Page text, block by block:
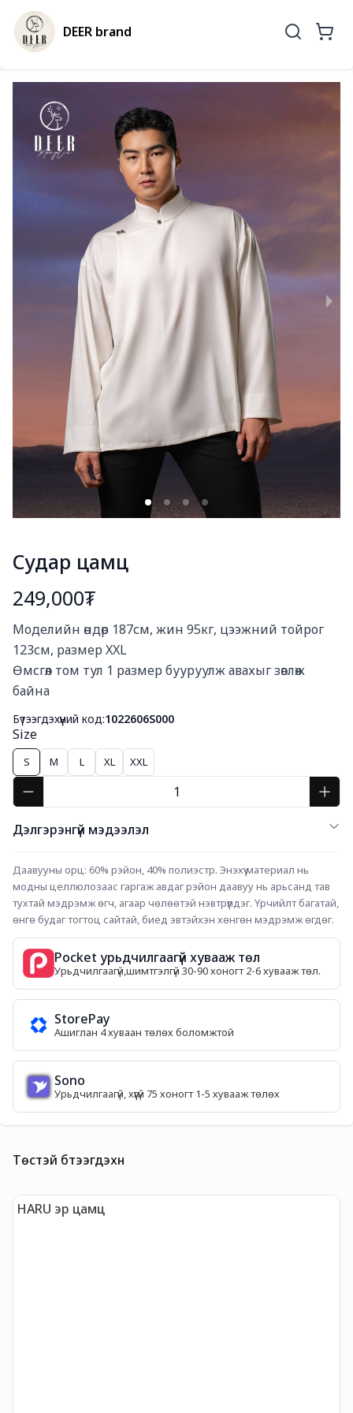
DEER brand
Судар цамц
249,000₮
Моделийн өндөр 187см, жин 95кг, цээжний тойрог
123см, размер XXL
Өмсгөл том тул 1 размер бууруулж авахыг зөвлөж
байна
Бүтээгдэхүүний код:1022606S000
Size
S M L XL XXL
Дэлгэрэнгүй мэдээлэл
Даавууны орц: 60% рэйон, 40% полиэстр. Энэхүү материал нь
модны целлюлозаас гаргаж авдаг рэйон даавуу нь арьсанд тав
тухтай мэдрэмж өгч, агаар чөлөөтэй нэвтрүүлдэг. Үрчийлт багатай,
өнгө будаг тогтоц сайтай, биед эвтэйхэн хөнгөн мэдрэмж өгдөг.
Pocket урьдчилгаагүй хувааж төл
Урьдчилгаагүй,шимтгэлгүй 30-90 хоногт 2-6 хувааж төл.
StorePay
Ашиглан 4 хуваан төлөх боломжтой
Sono
Урьдчилгаагүй, хүүгүй 75 хоногт 1-5 хувааж төлөх
Төстэй бүтээгдэхүүн
HARU эр цамц